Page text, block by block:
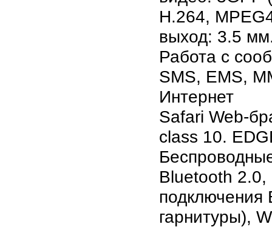
H.264,
выход: 3.5
Работа с
SMS, EMS,
Интернет
Safari Web-
class 10.
Bluetooth 2.0,
подключения
гарнитуры),